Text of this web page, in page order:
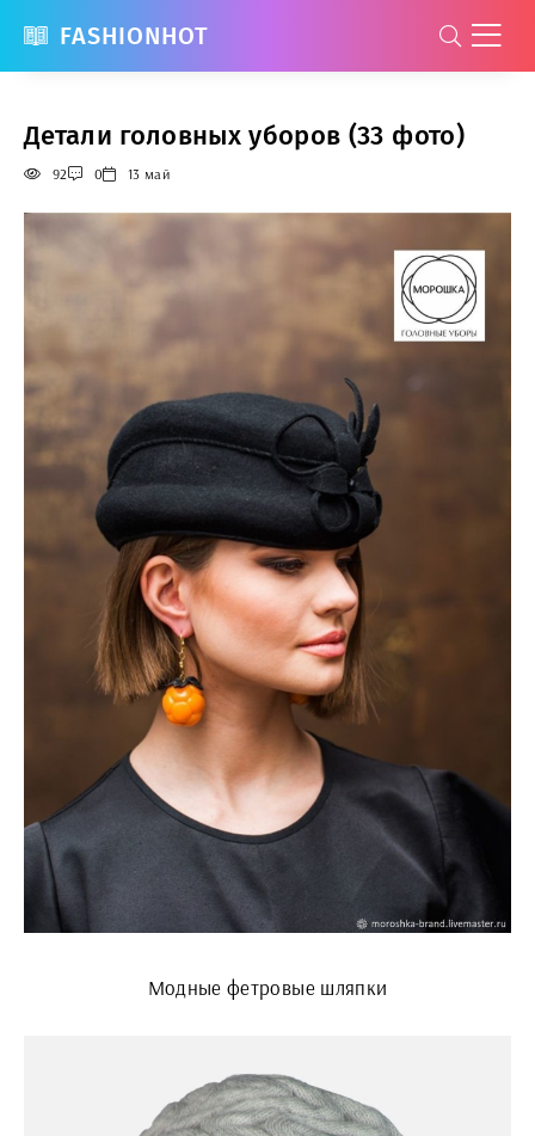
FASHIONHOT
Детали головных уборов (33 фото)
92 0 13 май
Модные фетровые шляпки